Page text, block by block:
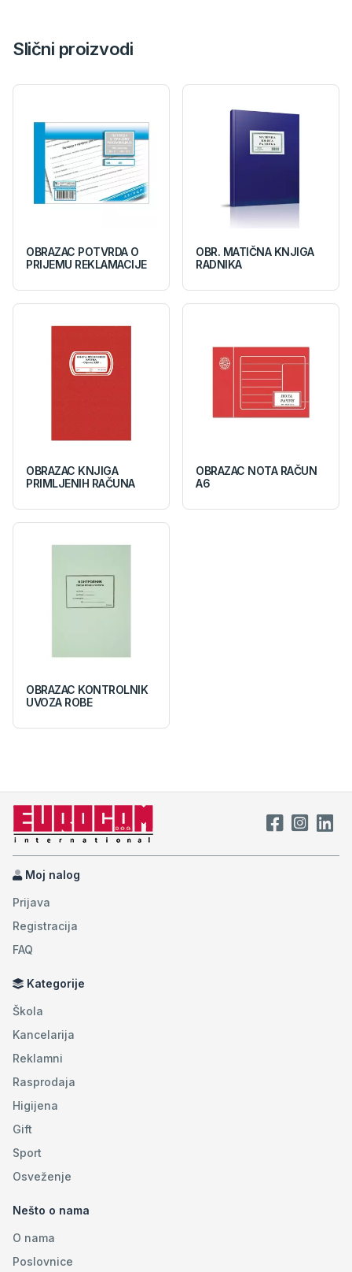
Slični proizvodi
OBRAZAC POTVRDA O
PRIJEMU REKLAMACIJE
OBR. MATIČNA KNJIGA
RADNIKA
OBRAZAC KNJIGA
PRIMLJENIH RAČUNA
OBRAZAC NOTA RAČUN
A6
OBRAZAC KONTROLNIK
UVOZA ROBE
Moj nalog
Prijava
Registracija
FAQ
Kategorije
Škola
Kancelarija
Reklamni
Rasprodaja
Higijena
Gift
Sport
Osveženje
Nešto o nama
O nama
Poslovnice